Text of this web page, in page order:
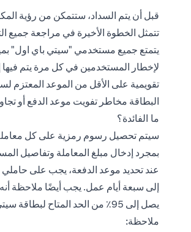
قبل أن يتم السداد، ستتمكن من رؤية
تتمثل الخطوة الأخيرة في مراجعة جميع
يتمتع جميع مستخدمي "سيتي باي اول"
لإخطار المستخدمين في كل مرة يتم فيها
البطاقة مخاطر تفويت موعد الدفع أو
ما الفائدة؟
سيتم تحصيل رسوم رمزية على كل
بمجرد إدخال مبلغ المعاملة وتفاصيل
عند تحديد موعد الدفعة، يجب على
إلى سبعة أيام عمل. يجب أيضًا ملاحظة
يصل إلى 95٪ من الحد المتاح لبطاقة سيتي الائتمانية أو 150,000 درهم إماراتي، أيهما أقل.
ملاحظة: